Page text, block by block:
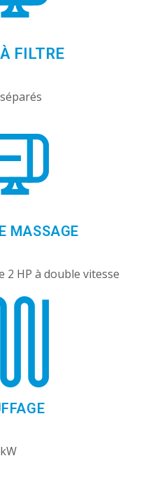
FILTRE
MASSAGE
2 HP à double vitesse